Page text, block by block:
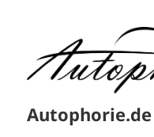
Autophorie.de